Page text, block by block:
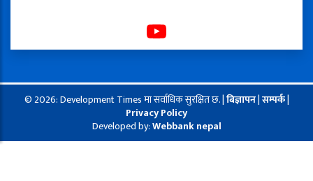
© 2026: Development Times मा सर्वाधिक सुरक्षित छ. |बिज्ञापन|सम्पर्क|
Privacy Policy
Developed by:Webbank nepal